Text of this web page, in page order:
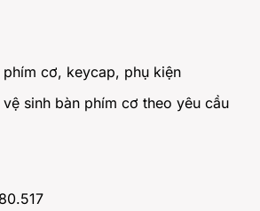
phím cơ, keycap, phụ kiện
sinh bàn phím cơ theo yêu cầu